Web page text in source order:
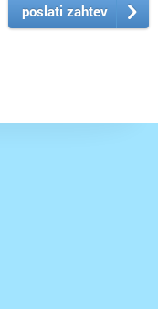
poslati zahtev